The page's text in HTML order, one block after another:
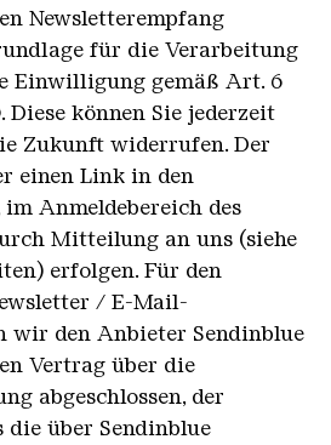
Newsletterempfang
für die Verarbeitung
Einwilligung gemäß Art. 6
Diese können Sie jederzeit
Zukunft widerrufen. Der
einen Link in den
Anmeldebereich des
Mitteilung an uns (siehe
erfolgen. Für den
/ E-Mail-
wir den Anbieter Sendinblue
Vertrag über die
abgeschlossen, der
die über Sendinblue